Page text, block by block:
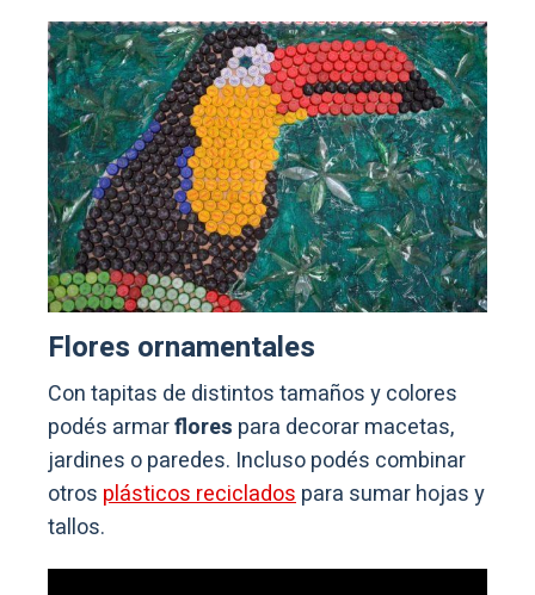
Flores ornamentales
Con tapitas de distintos tamaños y colores
podés armarflores para decorar macetas,
jardines o paredes. Incluso podés combinar
otros plásticos recicladospara sumar hojas y
tallos.